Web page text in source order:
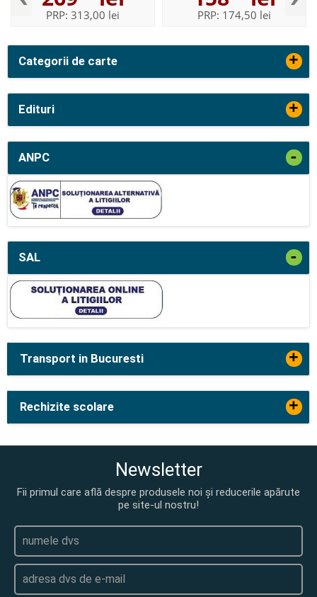
Categorii de carte +
Edituri +
ANPC -
SAL -
Lingvistica,,...
PRP: 313,00 lei PRP: 174,50 lei
Transport in Bucuresti +
Rechizite scolare +
Newsletter
Fii primul care află despre produsele noi și reducerile apărute
pe site-ul nostru!